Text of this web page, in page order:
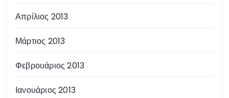
Απρίλιος 2013
Μάρτιος 2013
Φεβρουάριος 2013
Ιανουάριος 2013